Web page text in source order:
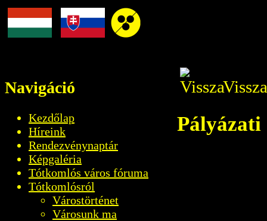
Pályázati
Navigáció
Kezdőlap
Híreink
Rendezvénynaptár
Képgaléria
Tótkomlós város fóruma
Tótkomlósról
Várostörténet
Városunk ma